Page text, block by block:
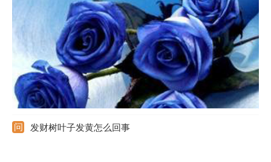
色染色剂染制而成。
发财树叶子发黄怎么回事